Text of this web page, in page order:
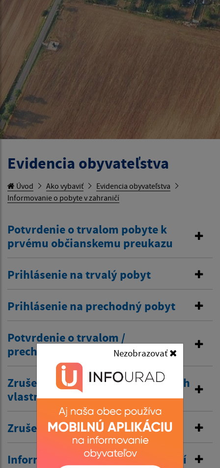
Nezobrazovať
Evidencia obyvateľstva
Úvod Ako vybaviť
Evidencia obyvateľstva
Informovanie o pobyte v zahraničí
Potvrdenie o trvalom pobyte k
prvému občianskemu preukazu
Prihlásenie na trvalý pobyt
Prihlásenie na prechodný pobyt
Potvrdenie o trvalom /
prechodnom pobyte
Zrušenie trvalého pobytu na návrh
vlastníka budovy
Zrušenie prechodného pobytu
Informovanie o pobyte v zahraničí